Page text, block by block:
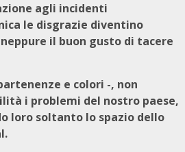
agli incidenti
le disgrazie diventino
il buon gusto di tacere
e colori -, non
i problemi del nostro paese,
loro soltanto lo spazio dello